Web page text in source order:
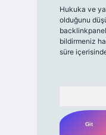
Hukuka ve
olduğunu
bildirmeniz
süre